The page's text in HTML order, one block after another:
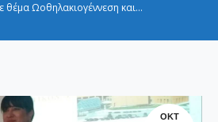
θέμα Ωοθηλακιογέννεση και…
ΟΚΤ